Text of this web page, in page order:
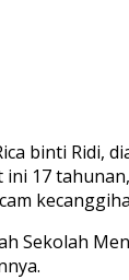
binti Ridi,
17
Sekolah